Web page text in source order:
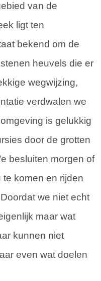
van de
ligt ten
bekend om de
heuvels die er
wegwijzing,
verdwalen we
is gelukkig
door de grotten
besluiten morgen of
komen en rijden
we niet echt
maar wat
kunnen niet
even wat doelen